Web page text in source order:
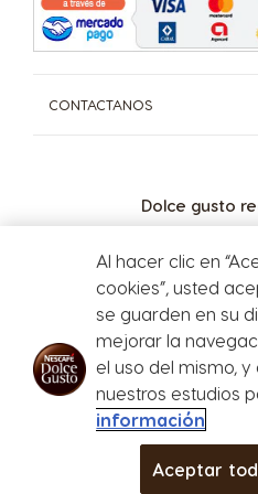
Para consultas y/o denuncias
Dolce gusto
CONTACTANOS
Defensa del
consumidor
ESPRESSO 10 CÁPSULAS
Aumentar
Al hacer clic en
cookies”, usted
se guarden en su
mejorar la
el uso del mismo,
nuestros estudios
información
Aceptar